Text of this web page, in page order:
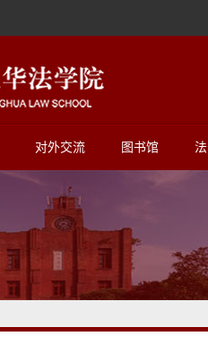
对外交流 图书馆